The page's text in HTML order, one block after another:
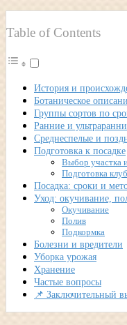
Table of Contents
История и
Ботаническое
Группы сортов по
Ранние и
Среднеспелые и
Подготовка к посадке
Выбор участка
Подготовка
Посадка: сроки и
Уход: окучивание,
Окучивание
Полив
Подкормка
Болезни и вредители
Уборка урожая
Хранение
Частые вопросы
📌 Заключительный